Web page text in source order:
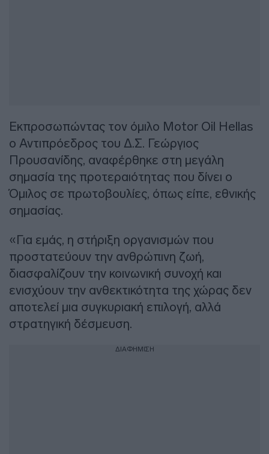
Εκπροσωπώντας τον όμιλο Motor Oil Hellas
ο Αντιπρόεδρος του Δ.Σ. Γεώργιος
Προυσανίδης, αναφέρθηκε στη μεγάλη
σημασία της προτεραιότητας που δίνει ο
Όμιλος σε πρωτοβουλίες, όπως είπε, εθνικής
σημασίας.
«Για εμάς, η στήριξη οργανισμών που
προστατεύουν την ανθρώπινη ζωή,
διασφαλίζουν την κοινωνική συνοχή και
ενισχύουν την ανθεκτικότητα της χώρας δεν
αποτελεί μια συγκυριακή επιλογή, αλλά
στρατηγική δέσμευση.
ΔΙΑΦΗΜΙΣΗ